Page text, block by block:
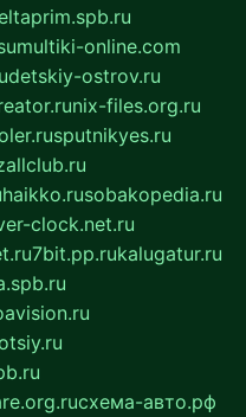
multiki-online.com
detskiy-ostrov.ru
nix-files.org.ru
sputnikyes.ru
haikko.rusobakopedia.ru
clock.net.ru
7bit.pp.rukalugatur.ru
схема-авто.рф